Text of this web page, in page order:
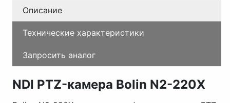
Описание
Технические характеристики
Запросить аналог
NDI PTZ-камера Bolin N2-220X